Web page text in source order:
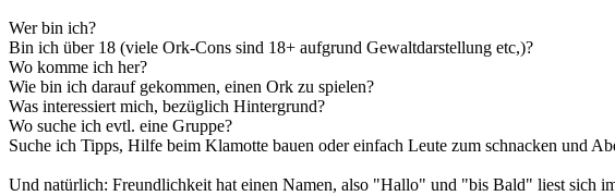
Wer bin ich?
Bin ich über 18 (viele Ork-Cons sind 18+ aufgrund Gewaltdarstellung etc,)?
Wo komme ich her?
Wie bin ich darauf gekommen, einen Ork zu spielen?
Was interessiert mich, bezüglich Hintergrund?
Wo suche ich evtl. eine Gruppe?
Suche ich Tipps, Hilfe beim Klamotte bauen oder einfach Leute zum schnacken und
Und natürlich: Freundlichkeit hat einen Namen, also "Hallo" und "bis Bald" liest sich